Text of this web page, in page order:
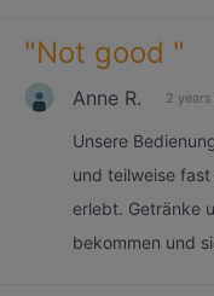
"Not good "
Anne R. 2
Unsere
und teilweise
erlebt. Getränke
bekommen und